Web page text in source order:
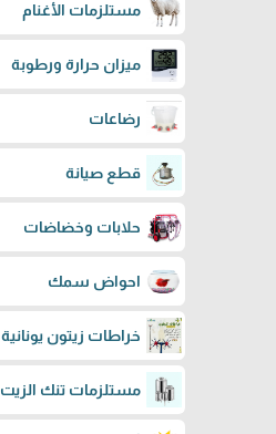
مستلزمات الأغنام
ميزان حرارة ورطوبة
رضاعات
قطع صيانة
حلابات وخضاضات
احواض سمك
خراطات زيتون يونانية
مستلزمات تنك الزيت